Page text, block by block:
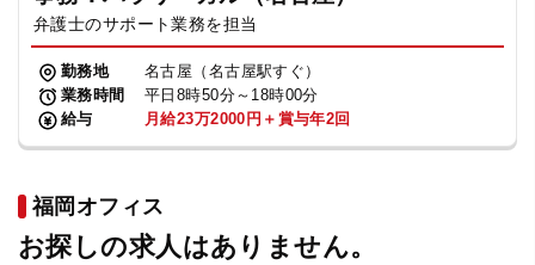
弁護士のサポート業務を担当
勤務地
名古屋（名古屋駅すぐ）
業務時間
平日8時50分～18時00分
給与
月給23万2000円＋賞与年2回
福岡オフィス
お探しの求人はありません。